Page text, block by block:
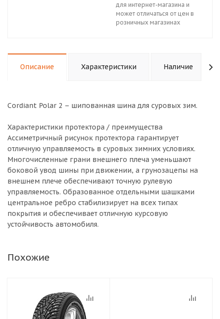
для интернет-магазина и
может отличаться от цен в
розничных магазинах
Описание Характеристики Наличие
Cordiant Polar 2 – шипованная шина для суровых зим.
Характеристики протектора / преимущества
Ассиметричный рисунок протектора гарантирует
отличную управляемость в суровых зимних условиях.
Многочисленные грани внешнего плеча уменьшают
боковой увод шины при движении, а грунозацепы на
внешнем плече обеспечивают точную рулевую
управляемость. Образованное отдельными шашками
центральное ребро стабилизирует на всех типах
покрытия и обеспечивает отличную курсовую
устойчивость автомобиля.
Похожие